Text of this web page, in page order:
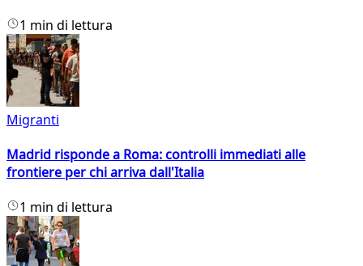
1 min di lettura
Migranti
Madrid risponde a Roma: controlli immediati alle
frontiere per chi arriva dall'Italia
1 min di lettura